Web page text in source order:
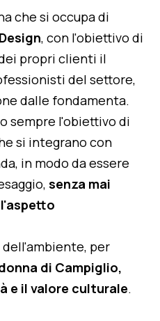
che si occupa di
, con l'obiettivo di
propri clienti il
del settore,
dalle fondamenta.
sempre l'obiettivo di
si integrano con
in modo da essere
senza mai
dell'ambiente, per
di Campiglio,
e il valore culturale.